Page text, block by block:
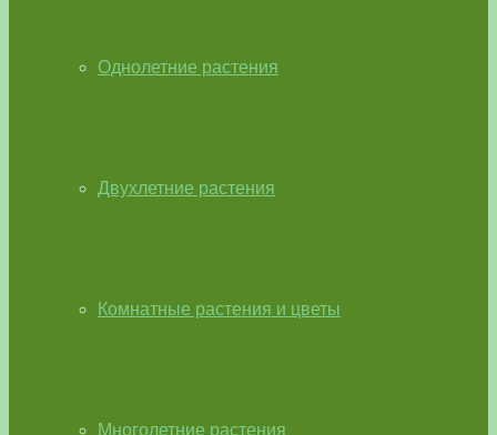
Однолетние растения
Двухлетние растения
Комнатные растения и цветы
Многолетние растения